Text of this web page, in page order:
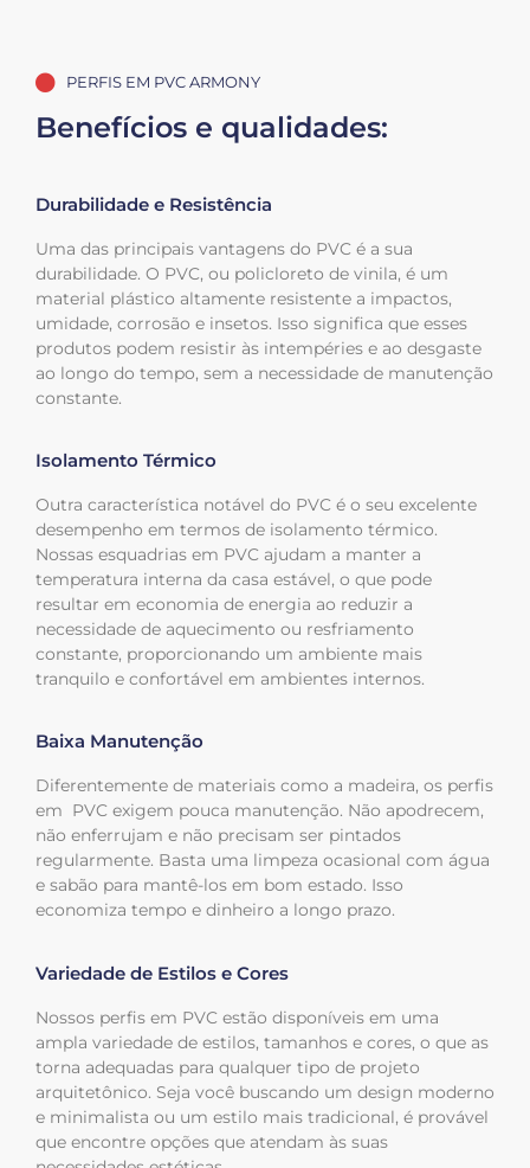
PERFIS EM PVC ARMONY
Benefícios e qualidades:
Durabilidade e Resistência
Uma das principais vantagens do PVC é a sua
durabilidade. O PVC, ou policloreto de vinila, é um
material plástico altamente resistente a impactos,
umidade, corrosão e insetos. Isso significa que esses
produtos podem resistir às intempéries e ao desgaste
ao longo do tempo, sem a necessidade de manutenção
constante.
Isolamento Térmico
Outra característica notável do PVC é o seu excelente
desempenho em termos de isolamento térmico.
Nossas esquadrias em PVC ajudam a manter a
temperatura interna da casa estável, o que pode
resultar em economia de energia ao reduzir a
necessidade de aquecimento ou resfriamento
constante, proporcionando um ambiente mais
tranquilo e confortável em ambientes internos.
Baixa Manutenção
Diferentemente de materiais como a madeira, os perfis
em PVC exigem pouca manutenção. Não apodrecem,
não enferrujam e não precisam ser pintados
regularmente. Basta uma limpeza ocasional com água
e sabão para mantê-los em bom estado. Isso
economiza tempo e dinheiro a longo prazo.
Variedade de Estilos e Cores
Nossos perfis em PVC estão disponíveis em uma
ampla variedade de estilos, tamanhos e cores, o que as
torna adequadas para qualquer tipo de projeto
arquitetônico. Seja você buscando um design moderno
e minimalista ou um estilo mais tradicional, é provável
que encontre opções que atendam às suas